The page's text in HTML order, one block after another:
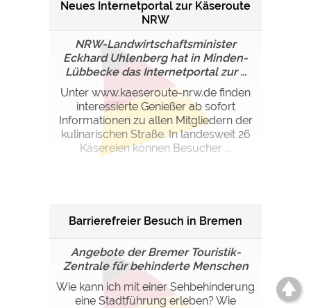
Neues Internetportal zur Käseroute
NRW
NRW-Landwirtschaftsminister
Eckhard Uhlenberg hat in Minden-
Lübbecke das Internetportal zur ...
Unter www.kaeseroute-nrw.de finden
interessierte Genießer ab sofort
Informationen zu allen Mitgliedern der
kulinarischen Straße. In landesweit 26
Käsereien können Besucher ...
Barrierefreier Besuch in Bremen
Angebote der Bremer Touristik-
Zentrale für behinderte Menschen
Wie kann ich mit einer Sehbehinderung
eine Stadtführung erleben? Wie